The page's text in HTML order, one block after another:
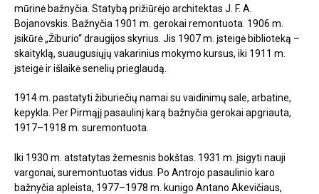
mūrinė bažnyčia. Statybą prižiūrėjo architektas J. F. A.
Bojanovskis. Bažnyčia 1901 m. gerokai remontuota. 1906 m.
įsikūrė „Žiburio“ draugijos skyrius. Jis 1907 m. įsteigė biblioteką –
skaityklą, suaugusiųjų vakarinius mokymo kursus, iki 1911 m.
įsteigė ir išlaikė senelių prieglaudą.
1914 m. pastatyti žiburiečių namai su vaidinimų sale, arbatine,
kepykla. Per Pirmąjį pasaulinį karą bažnyčia gerokai apgriauta,
1917–1918 m. suremontuota.
Iki 1930 m. atstatytas žemesnis bokštas. 1931 m. įsigyti nauji
vargonai, suremontuotas vidus. Po Antrojo pasaulinio karo
bažnyčia apleista, 1977–1978 m. kunigo Antano Akevičiaus,